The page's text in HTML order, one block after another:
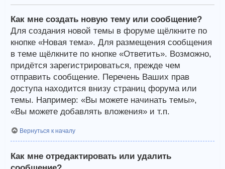
Как мне создать новую тему или сообщение?
Для создания новой темы в форуме щёлкните по
кнопке «Новая тема». Для размещения сообщения
в теме щёлкните по кнопке «Ответить». Возможно,
придётся зарегистрироваться, прежде чем
отправить сообщение. Перечень Ваших прав
доступа находится внизу страниц форума или
темы. Например: «Вы можете начинать темы»,
«Вы можете добавлять вложения» и т.п.
Вернуться к началу
Как мне отредактировать или удалить